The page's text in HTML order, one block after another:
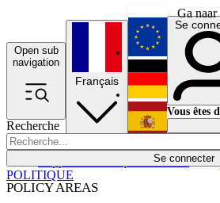
Ga
Open sub
navigation
Recherche
Se connecter
POLICY AREAS
Économie
Français
English
Deutsch
Español
Se
Vous êtes
POLITIQUE